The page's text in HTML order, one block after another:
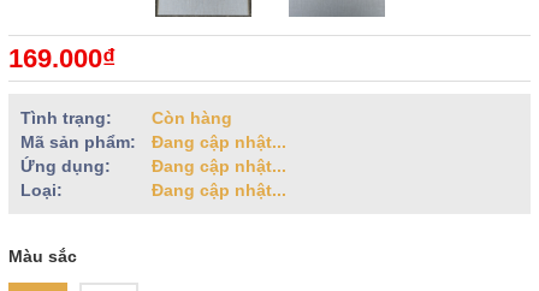
169.000₫
Tình trạng:
Còn hàng
Mã sản phẩm:
Đang cập nhật...
Ứng dụng:
Đang cập nhật...
Loại:
Đang cập nhật...
Màu sắc